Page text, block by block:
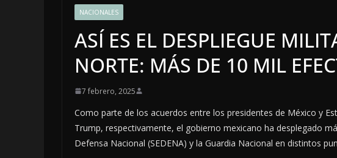
NACIONALES
ASÍ ES EL DESPLIEGUE
NORTE: MÁS DE 10 MIL
7 febrero, 2025
Como parte de los acuerdos entre los presidentes de México y
Trump, respectivamente, el gobierno mexicano ha desplegado
Defensa Nacional (SEDENA) y la Guardia Nacional en distintos
6 agosto, 2026